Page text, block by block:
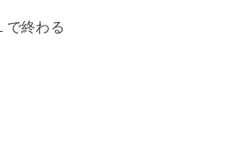
で終わる